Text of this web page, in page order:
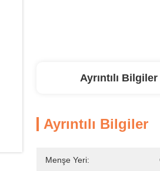
Ayrıntılı Bilgiler
Ayrıntılı Bilgiler
Menşe Yeri: